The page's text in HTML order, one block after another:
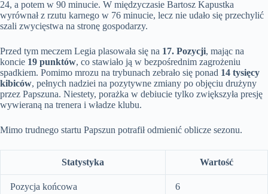
24, a potem w 90 minucie. W międzyczasie Bartosz Kapustka
wyrównał z rzutu karnego w 76 minucie, lecz nie udało się przechylić
szali zwycięstwa na stronę gospodarzy.
Przed tym meczem Legia plasowała się na 17. Pozycji, mając na
koncie 19 punktów, co stawiało ją w bezpośrednim zagrożeniu
spadkiem. Pomimo mrozu na trybunach zebrało się ponad 14 tysięcy
kibiców, pełnych nadziei na pozytywne zmiany po objęciu drużyny
przez Papszuna. Niestety, porażka w debiucie tylko zwiększyła presję
wywieraną na trenera i władze klubu.
Mimo trudnego startu Papszun potrafił odmienić oblicze sezonu.
Statystyka Wartość
Pozycja końcowa 6